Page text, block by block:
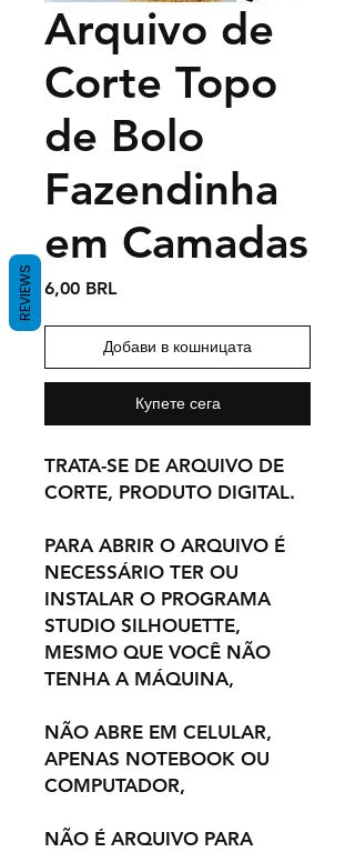
Arquivo de
Corte Topo
de Bolo
Fazendinha
em Camadas
6,00 BRLЦена
Добави в кошницата
Купете сега
TRATA-SE DE ARQUIVO DE
CORTE, PRODUTO DIGITAL.
PARA ABRIR O ARQUIVO É
NECESSÁRIO TER OU
INSTALAR O PROGRAMA
STUDIO SILHOUETTE,
MESMO QUE VOCÊ NÃO
TENHA A MÁQUINA,
NÃO ABRE EM CELULAR,
APENAS NOTEBOOK OU
COMPUTADOR,
NÃO É ARQUIVO PARA
REVIEWS